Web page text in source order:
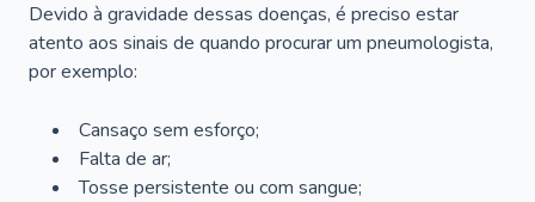
Devido à gravidade dessas doenças, é preciso estar
atento aos sinais de quando procurar um pneumologista,
por exemplo:
Cansaço sem esforço;
Falta de ar;
Tosse persistente ou com sangue;